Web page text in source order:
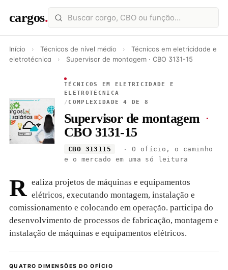
cargos.
Início › Técnicos de nível médio ›
Técnicos em eletricidade e
eletrotécnica
› Supervisor de montagem · CBO 3131-15
TÉCNICOS EM ELETRICIDADE E
ELETROTÉCNICA
/ COMPLEXIDADE 4 DE 8
Supervisor de montagem ·
CBO 3131-15
CBO 313115
· O ofício, o caminho
e o mercado em uma só leitura
R ealiza projetos de máquinas e equipamentos
elétricos, executando montagem, instalação e
comissionamento e colocando em operação. participa do
desenvolvimento de processos de fabricação, montagem e
instalação de máquinas e equipamentos elétricos.
QUATRO DIMENSÕES DO OFÍCIO